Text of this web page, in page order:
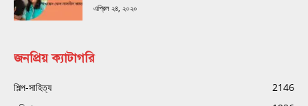
এপ্রিল ২৪, ২০২০
জনপ্রিয় ক্যাটাগরি
শিল্প-সাহিত্য
2146